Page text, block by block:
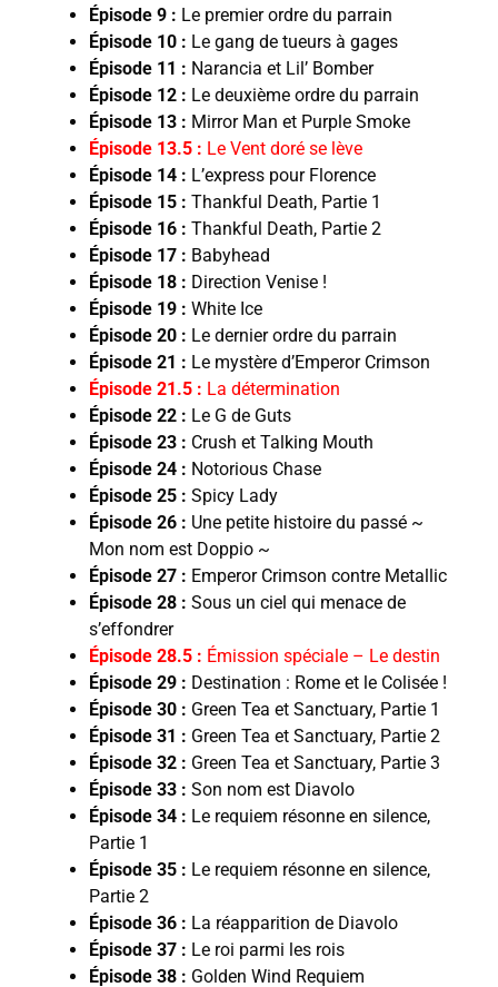
Épisode 9 : Le premier ordre du parrain
Épisode 10 : Le gang de tueurs à gages
Épisode 11 : Narancia et Lil’ Bomber
Épisode 12 : Le deuxième ordre du parrain
Épisode 13 : Mirror Man et Purple Smoke
Épisode 13.5 : Le Vent doré se lève
Épisode 14 : L’express pour Florence
Épisode 15 : Thankful Death, Partie 1
Épisode 16 : Thankful Death, Partie 2
Épisode 17 : Babyhead
Épisode 18 : Direction Venise !
Épisode 19 : White Ice
Épisode 20 : Le dernier ordre du parrain
Épisode 21 : Le mystère d’Emperor Crimson
Épisode 21.5 : La détermination
Épisode 22 : Le G de Guts
Épisode 23 : Crush et Talking Mouth
Épisode 24 : Notorious Chase
Épisode 25 : Spicy Lady
Épisode 26 : Une petite histoire du passé ~
Mon nom est Doppio ~
Épisode 27 : Emperor Crimson contre Metallic
Épisode 28 : Sous un ciel qui menace de
s’effondrer
Épisode 28.5 : Émission spéciale – Le destin
Épisode 29 : Destination : Rome et le Colisée !
Épisode 30 : Green Tea et Sanctuary, Partie 1
Épisode 31 : Green Tea et Sanctuary, Partie 2
Épisode 32 : Green Tea et Sanctuary, Partie 3
Épisode 33 : Son nom est Diavolo
Épisode 34 : Le requiem résonne en silence,
Partie 1
Épisode 35 : Le requiem résonne en silence,
Partie 2
Épisode 36 : La réapparition de Diavolo
Épisode 37 : Le roi parmi les rois
Épisode 38 : Golden Wind Requiem